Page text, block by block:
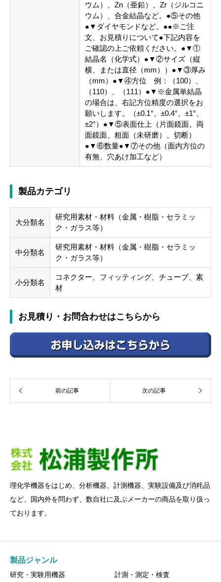
ウム）、Zn（亜鉛）、Zr（ジルコニ
ウム）、合金結晶など。●⑤その他
●▼ダイヤモンドなど。●●※ご注
文、お見積りについて●下記内容を
ご確認の上ご依頼ください。●▼①
結晶名（化学式）●▼②サイズ（縦
横、または直径（mm））●▼③厚み
（mm）●▼④方位 例：（100）、
（110）、（111）●▼※金属単結晶
の場合は、右記方位精度の選択をお
願いします。（±0.1°、±0.4°、±1°、
±2°）●▼⑤表面仕上（片面鏡面、両
面鏡面、粗面（未研磨）、切断）
●▼⑥数量●▼⑦その他（面内方位の
有無、穴あけ加工など）
製品カテゴリ
大分類名
研究用素材・材料（金属・樹脂・セラミッ
ク・ガラス等）
中分類名
研究用素材・材料（金属・樹脂・セラミッ
ク・ガラス等）
小分類名
コネクター、フィッティング、チューブ、素
材
お見積り・お問合わせはこちらから
前の記事 次の記事
理化学機器をはじめ、分析機器、計測機器、実験設備及び消粍品
など、国内外を問わず、数自社に及ぶメーカーの商品を取り扱っ
ております。
製品ジャンル
研究・実験用機器 計測・測定・検査